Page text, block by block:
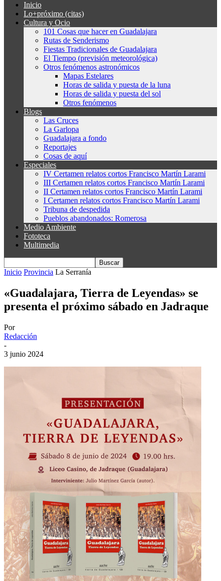
Inicio
Lo+próximo (citas)
Cultura y Ocio
101 Cosas que hacer en Guadalajara
Rutas de Senderismo
Fiestas Tradicionales de Guadalajara
El Tiempo (previsión meteorológica)
Otros fenómenos astronómicos
Mapas Estelares
Horas de salida y puesta de la luna
Horas de salida y puesta del sol
Otros fenómenos
Blogs
Las Cruces
La Garlopa
Guadalajara a fondo
Reportajes
Cosas de aquí
Especiales
IV Certamen relatos cortos Francisco Martín Larami
III Certamen relatos cortos Francisco Martín Larami
II Certamen relatos cortos Francisco Martín Larami
I Certamen relatos cortos Francisco Martín Larami
Tribuna de despedida
Pueblos abandonados: Romerosa
Medio Ambiente
Fototeca
Multimedia
Inicio Provincia La Serranía
«Guadalajara, Tierra de Leyendas» se
presenta el próximo sábado en Jadraque
Por
Redacción
-
3 junio 2024